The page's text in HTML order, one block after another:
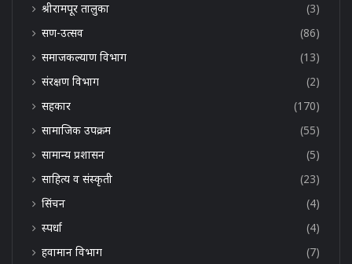
श्रीरामपूर तालुका
(3)
सण-उत्सव
(86)
समाजकल्याण विभाग
(13)
संरक्षण विभाग
(2)
सहकार
(170)
सामाजिक उपक्रम
(55)
सामान्य प्रशासन
(5)
साहित्य व संस्कृती
(23)
सिंचन
(4)
स्पर्धा
(4)
हवामान विभाग
(7)